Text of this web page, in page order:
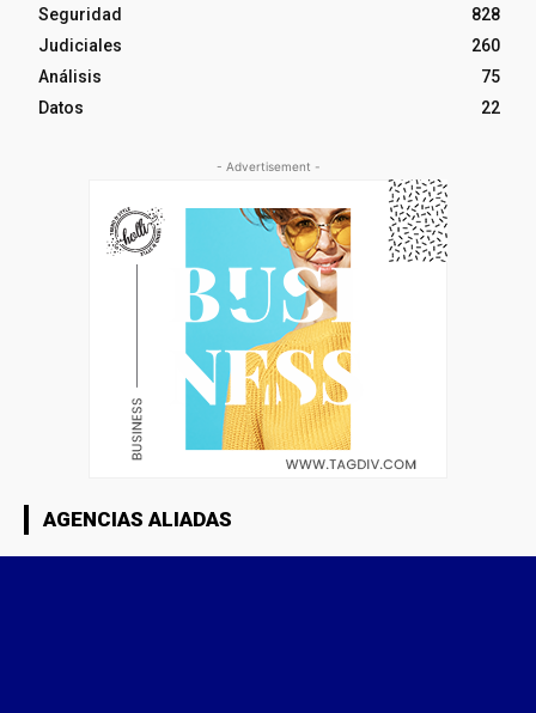
Seguridad
828
Judiciales
260
Análisis
75
Datos
22
- Advertisement -
AGENCIAS ALIADAS